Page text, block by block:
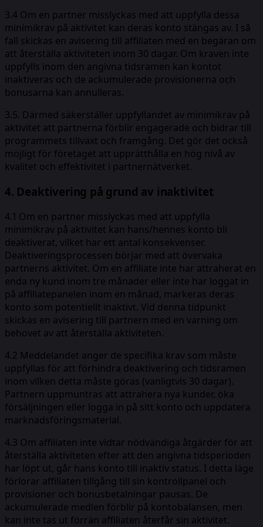
3.4 Om en partner misslyckas med att uppfylla dessa
minimikrav på aktivitet kan deras konto stängas av. I så
fall skickas en avisering till affiliaten med en begäran om
att återställa aktiviteten inom 30 dagar. Om kraven inte
uppfylls inom den angivna tidsramen kan kontot
inaktiveras och de ackumulerade provisionerna och
bonusarna kan annulleras.
3.5. Därmed säkerställer uppfyllandet av minimikrav på
aktivitet att partnerna förblir engagerade och bidrar till
programmets tillväxt och framgång. Det gör det också
möjligt för företaget att upprätthålla en hög nivå av
kvalitet och effektivitet i partnernätverket.
4. Deaktivering på grund av inaktivitet
4.1 Om en partner misslyckas med att uppfylla
minimikrav på aktivitet kan hans/hennes konto bli
deaktiverat, vilket har ett antal konsekvenser.
Deaktiveringsprocessen börjar med att övervaka
partnerns aktivitet. Om en affiliate inte har attraherat en
enda ny kund inom tre månader eller inte har loggat in
på affiliatepanelen inom en månad, markeras deras
konto som potentiellt inaktivt. Vid denna tidpunkt
skickas en avisering till partnern med en varning om
behovet av att återställa aktiviteten.
4.2 Meddelandet anger de specifika krav som måste
uppfyllas för att förhindra deaktivering och tidsramen
inom vilken detta måste göras (vanligtvis 30 dagar).
Partnern uppmuntras att attrahera nya kunder, öka
försäljningen eller logga in på sitt konto och uppdatera
marknadsföringsmaterial.
4.3 Om affiliaten inte vidtar nödvändiga åtgärder för att
återställa aktiviteten efter att den angivna tidsperioden
har löpt ut, går hans konto till inaktiv status. I detta läge
förlorar affiliaten tillgång till sin kontrollpanel och
provisioner och bonusbetalningar pausas. De
ackumulerade medlen förblir på kontobalansen, men
kan inte tas ut förrän affiliaten återfår sin aktivitet.